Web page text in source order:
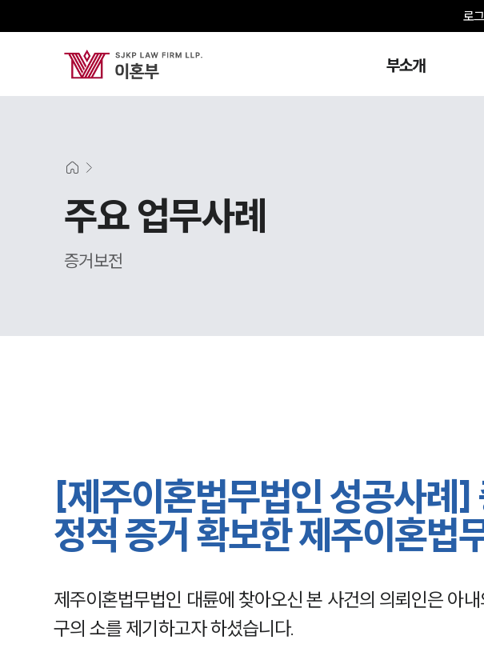
로
부소개
주요 업무사례
증거보전
[제주이혼법무법인 성공사례]
정적 증거 확보한 제주이혼법
제주이혼법무법인 대륜에 찾아오신 본 사건의 의뢰인은 아
구의 소를 제기하고자 하셨습니다.